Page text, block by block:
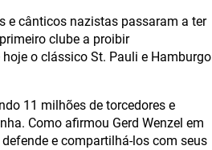
e cânticos nazistas passaram a ter
clube a proibir
o clássico St. Pauli e Hamburgo
11 milhões de torcedores e
Como afirmou Gerd Wenzel em
e compartilhá-los com seus